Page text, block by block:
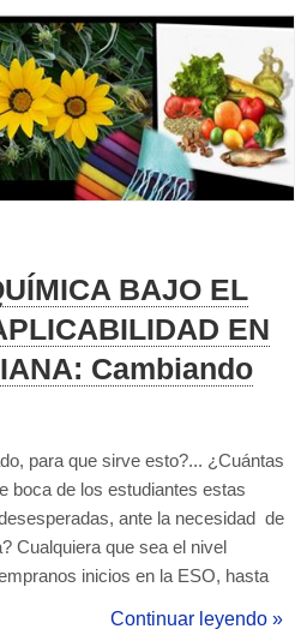
BAJO EL
EN
Cambiando
para que sirve esto?... ¿Cuántas
boca de los estudiantes estas
ante la necesidad de
Cualquiera que sea el nivel
inicios en la ESO, hasta
Continuar leyendo »